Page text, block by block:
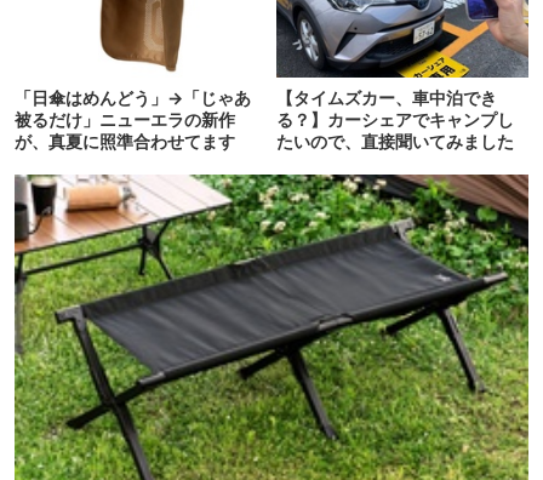
「日傘はめんどう」→「じゃあ
被るだけ」ニューエラの新作
が、真夏に照準合わせてます
【タイムズカー、車中泊でき
る？】カーシェアでキャンプし
たいので、直接聞いてみました